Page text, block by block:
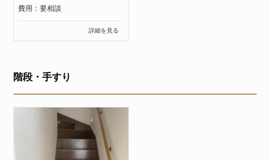
費用：要相談
詳細を見る
階段・手すり